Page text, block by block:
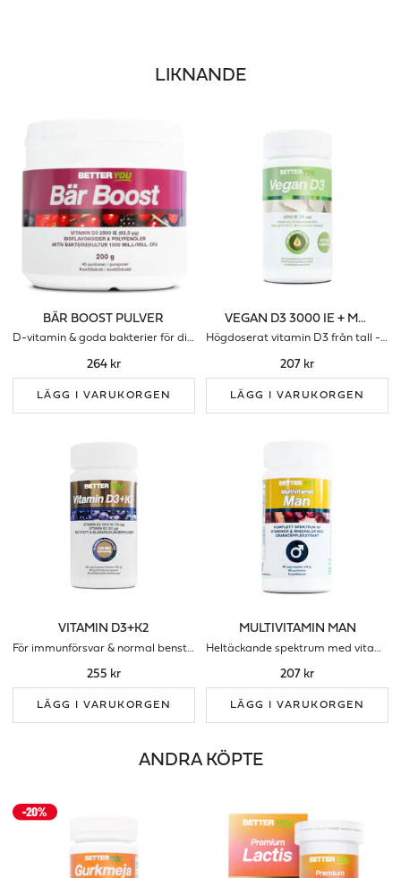
LIKNANDE
BÄR BOOST PULVER
D-vitamin & goda bakterier för ditt immunförsvar
264 kr
LÄGG I VARUKORGEN
VEGAN D3 3000 IE + MCT-FETT
Högdoserat vitamin D3 från tall - för ditt immunförsvar
207 kr
LÄGG I VARUKORGEN
VITAMIN D3+K2
För immunförsvar & normal benstomme
255 kr
LÄGG I VARUKORGEN
MULTIVITAMIN MAN
Heltäckande spektrum med vitaminer & mineraler för män
207 kr
LÄGG I VARUKORGEN
ANDRA KÖPTE